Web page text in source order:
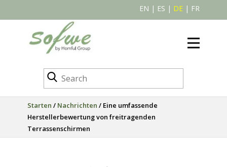
EN | ES | DE | FR
Starten / Nachrichten / Eine umfassende
Herstellerbewertung von freitragenden
Terrassenschirmen